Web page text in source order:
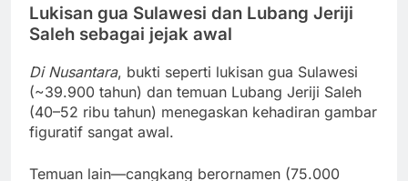
Lukisan gua Sulawesi dan Lubang Jeriji
Saleh sebagai jejak awal
Di Nusantara, bukti seperti lukisan gua Sulawesi
(~39.900 tahun) dan temuan Lubang Jeriji Saleh
(40–52 ribu tahun) menegaskan kehadiran gambar
figuratif sangat awal.
Temuan lain—cangkang berornamen (75.000